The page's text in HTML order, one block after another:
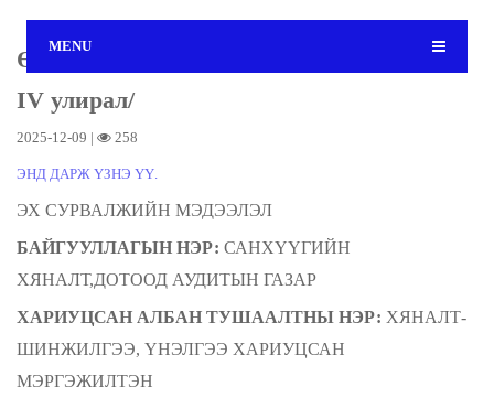
MENU
Өргөдөл, гомдлын мэдээ /2025 оны
IV улирал/
2025-12-09 | 258
ЭНД ДАРЖ ҮЗНЭ ҮҮ.
ЭХ СУРВАЛЖИЙН МЭДЭЭЛЭЛ
БАЙГУУЛЛАГЫН НЭР: САНХҮҮГИЙН
ХЯНАЛТ,ДОТООД АУДИТЫН ГАЗАР
ХАРИУЦСАН АЛБАН ТУШААЛТНЫ НЭР: ХЯНАЛТ-
ШИНЖИЛГЭЭ, ҮНЭЛГЭЭ ХАРИУЦСАН
МЭРГЭЖИЛТЭН